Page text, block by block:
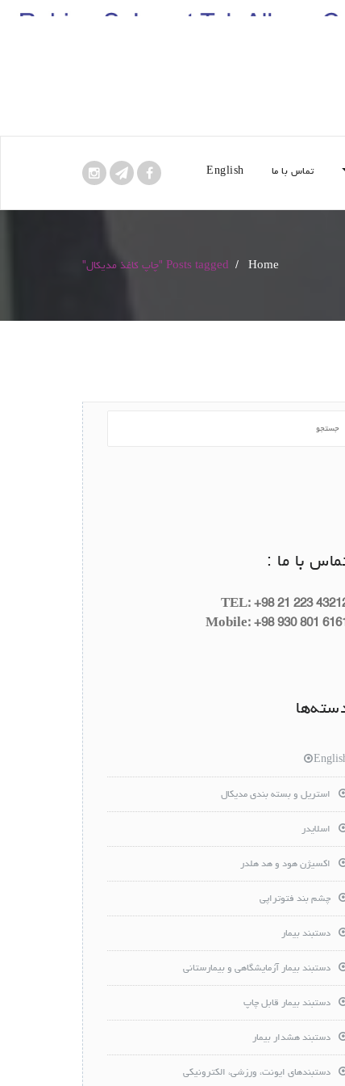
تماس با ما English
Home
/ Posts tagged "چاپ کاغذ مدیکال"
با ما :
TEL: +98 21 223
Mobile: +98 930 801
استریل و بسته بندی مدیکال
اسلایدر
اکسیژن هود و هد هلدر
چشم بند فتوتراپی
دستبند بیمار
دستبند بیمار آزمایشگاهی و بیمارستانی
دستبند بیمار قابل چاپ
دستبند هشدار بیمار
دستبندهای ایونت، ورزشی، الکترونیکی